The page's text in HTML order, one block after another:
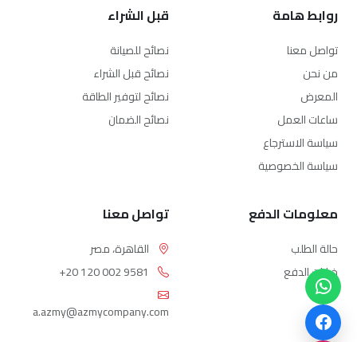
روابط هامة
تواصل معنا
من نحن
المعرض
ساعات العمل
سياسة الاسترجاع
سياسة الخصوصية
قبل الشراء
نصائح للصيانة
نصائح قبل الشراء
نصائح لتوفير الطاقة
نصائح الضمان
معلومات الدفع
حالة الطلب
خيارات الدفع
تواصل معنا
القاهرة، مصر
+20 120 002 9581
a.azmy@azmycompany.com